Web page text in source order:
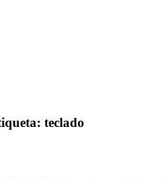
teclado